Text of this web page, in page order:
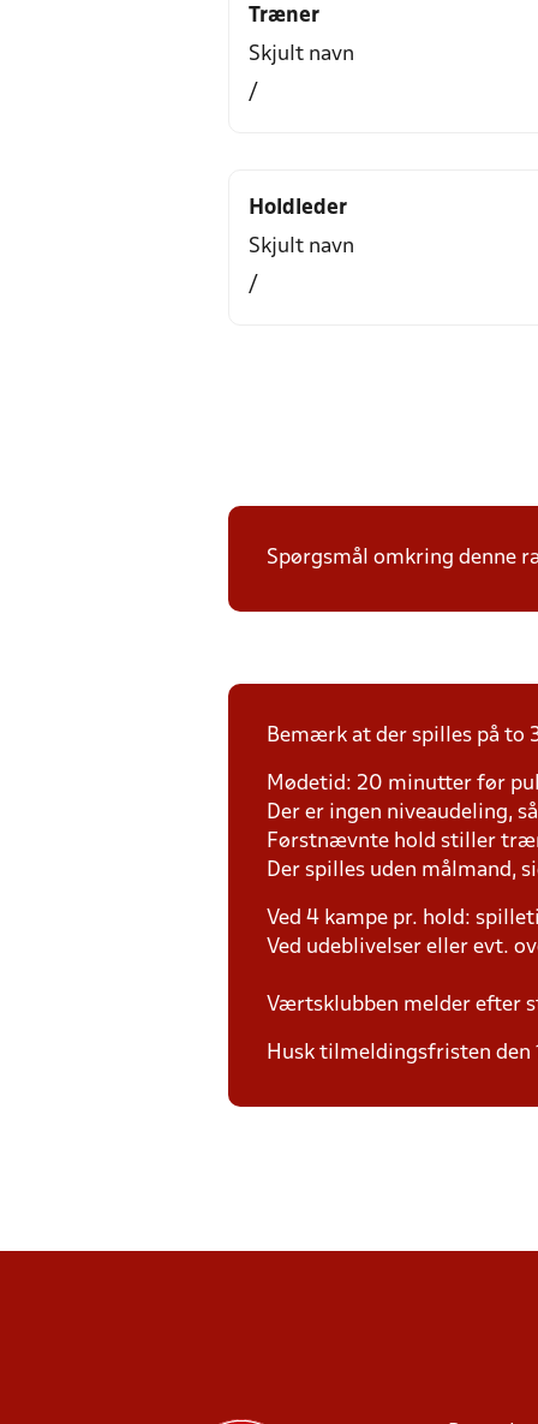
Træner
Skjult navn
/
Holdleder
Skjult navn
/
Spørgsmål omkring denne
Bemærk at der spilles på to
Mødetid: 20 minutter før
Der er ingen niveaudeling,
Førstnævnte hold stiller
Der spilles uden målmand,
Ved 4 kampe pr. hold:
Ved udeblivelser eller evt.
Værtsklubben melder efter
Husk tilmeldingsfristen den